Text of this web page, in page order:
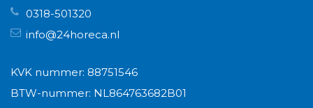
0318-501320
info@24horeca.nl
KVK nummer: 88751546
BTW-nummer: NL864763682B01